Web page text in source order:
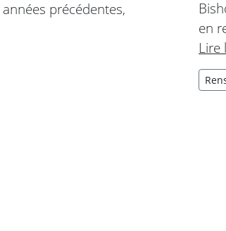
précédentes,
en
Lire